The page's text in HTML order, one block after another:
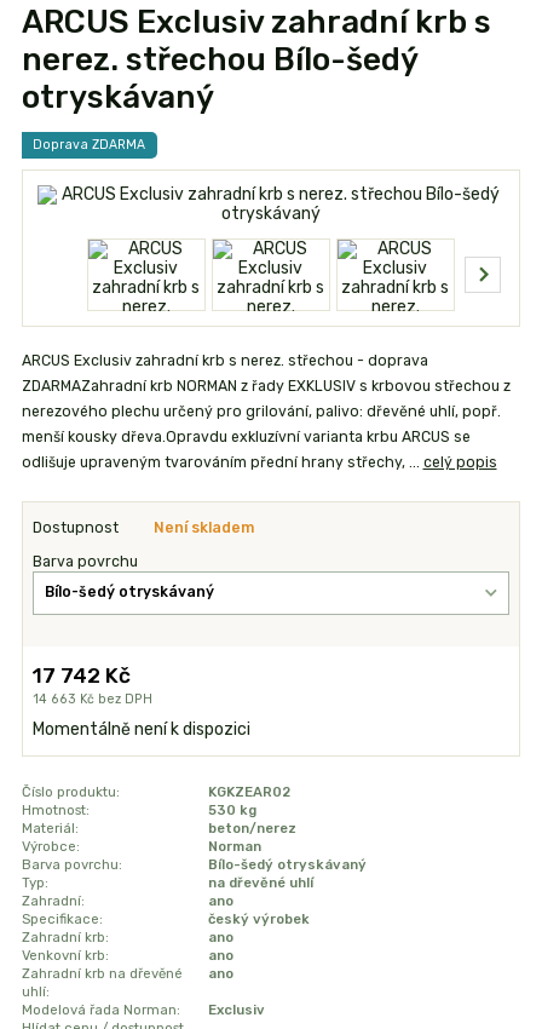
ARCUS Exclusiv zahradní krb s
nerez. střechou Bílo-šedý
otryskávaný
Doprava ZDARMA
ARCUS Exclusiv zahradní krb s nerez. střechou - doprava
ZDARMAZahradní krb NORMAN z řady EXKLUSIV s krbovou střechou z
nerezového plechu určený pro grilování, palivo: dřevěné uhlí, popř.
menší kousky dřeva.Opravdu exkluzívní varianta krbu ARCUS se
odlišuje upraveným tvarováním přední hrany střechy, ... celý popis
Dostupnost Není skladem
Barva povrchu
17 742 Kč
14 663 Kč bez DPH
Momentálně není k dispozici
Číslo produktu:
KGKZEAR02
Hmotnost:
530 kg
Materiál:
beton/nerez
Výrobce:
Norman
Barva povrchu:
Bílo-šedý otryskávaný
Typ:
na dřevěné uhlí
Zahradní:
ano
Specifikace:
český výrobek
Zahradní krb:
ano
Venkovní krb:
ano
Zahradní krb na dřevěné
uhlí:
ano
Modelová řada Norman:
Exclusiv